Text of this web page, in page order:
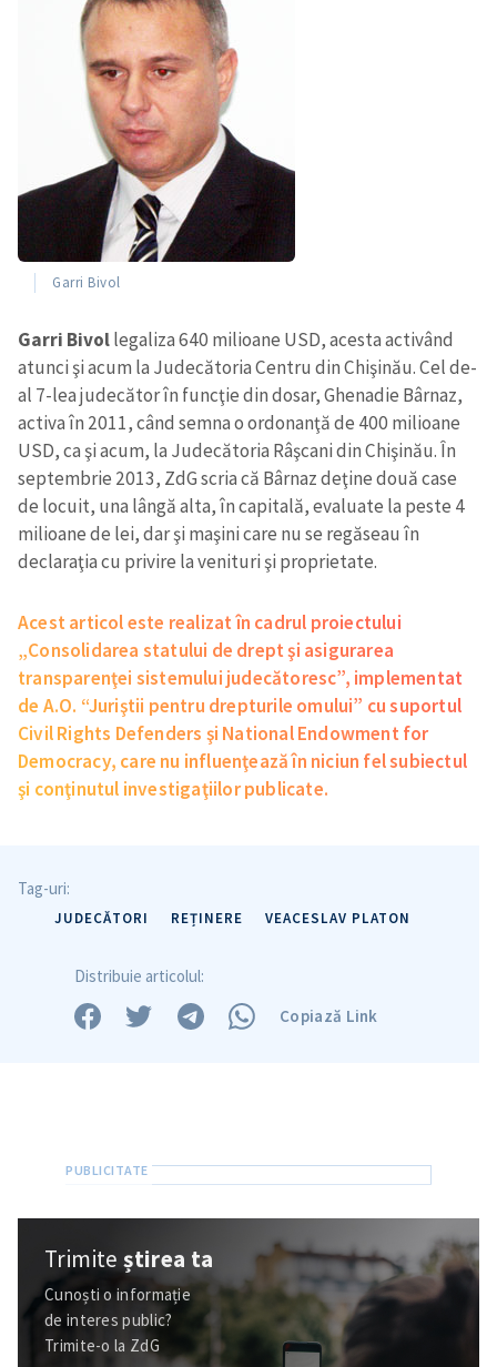
Garri Bivol
Garri Bivollegaliza 640 milioane USD, acesta activând
atunci şi acum la Judecătoria Centru din Chişinău. Cel de-
al 7-lea judecător în funcţie din dosar, Ghenadie Bârnaz,
activa în 2011, când semna o ordonanţă de 400 milioane
USD, ca şi acum, la Judecătoria Râşcani din Chişinău. În
septembrie 2013, ZdG scria că Bârnaz deţine două case
de locuit, una lângă alta, în capitală, evaluate la peste 4
milioane de lei, dar şi maşini care nu se regăseau în
declaraţia cu privire la venituri şi proprietate.
Acest articol este realizat în cadrul proiectului
„Consolidarea statului de drept şi asigurarea
transparenţei sistemului judecătoresc”, implementat
de A.O. “Juriştii pentru drepturile omului” cu suportul
Civil Rights Defenders şi National Endowment for
Democracy, care nu influenţează în niciun fel subiectul
şi conţinutul investigaţiilor publicate.
Tag-uri:
JUDECĂTORI REȚINERE VEACESLAV PLATON
Distribuie articolul:
Copiază Link
Trimiteștirea ta
Cunoști o informație
de interes public?
Trimite-o la ZdG